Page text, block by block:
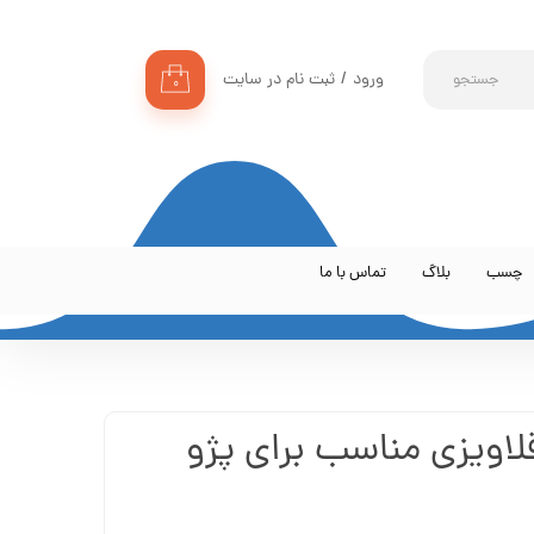
جستجو ۰ ورود / ثبت نام در سایت
سفارشات
خروج از حساب کاربری
چسب بلاگ تماس با ما
مناسب برای پژو